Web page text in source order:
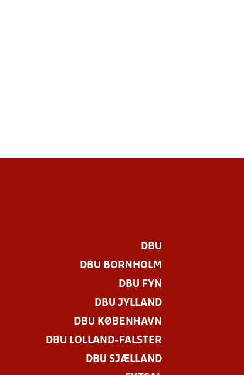
DBU
DBU BORNHOLM
DBU FYN
DBU JYLLAND
DBU KØBENHAVN
DBU LOLLAND-FALSTER
DBU SJÆLLAND